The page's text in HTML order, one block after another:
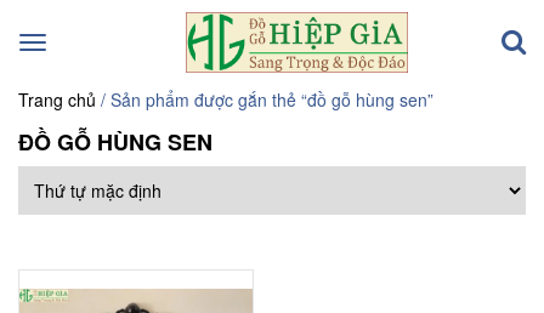
Toggle
Trang chủ / Sản phẩm được gắn thẻ “đồ gỗ hùng sen”
ĐỒ GỖ HÙNG SEN